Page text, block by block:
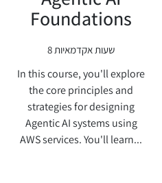
Foundations
8 שעות אקדמאיות
In this course, you'll explore
the core principles and
strategies for designing
Agentic AI systems using
AWS services. You'll learn...